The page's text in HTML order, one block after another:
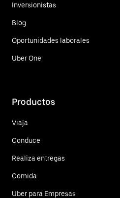
Inversionistas
Blog
Oportunidades laborales
Uber One
Productos
Viaja
Conduce
Realiza entregas
Comida
Uber para Empresas